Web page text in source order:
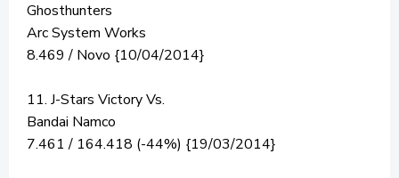
Ghosthunters
Arc System Works
8.469 / Novo {10/04/2014}
11. J-Stars Victory Vs.
Bandai Namco
7.461 / 164.418 (-44%) {19/03/2014}